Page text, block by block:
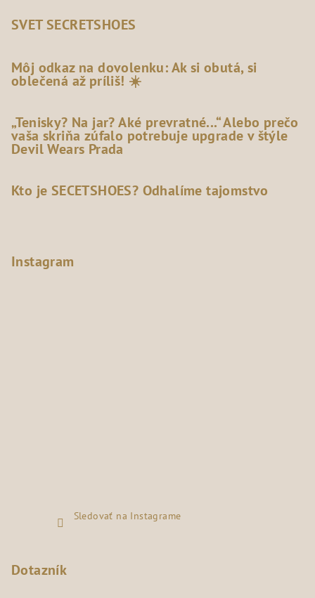
SVET SECRETSHOES
Môj odkaz na dovolenku: Ak si obutá, si
oblečená až príliš! ☀️
„Tenisky? Na jar? Aké prevratné...“ Alebo prečo
vaša skriňa zúfalo potrebuje upgrade v štýle
Devil Wears Prada
Kto je SECETSHOES? Odhalíme tajomstvo
Instagram
Sledovať na Instagrame
Dotazník